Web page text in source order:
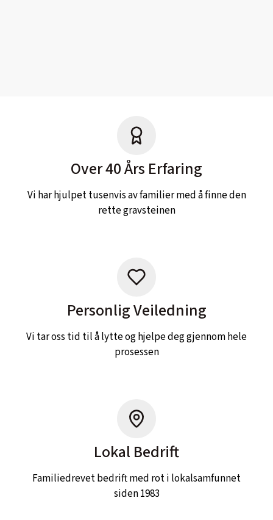
Over 40 Års Erfaring
Vi har hjulpet tusenvis av familier med å finne den
rette gravsteinen
Personlig Veiledning
Vi tar oss tid til å lytte og hjelpe deg gjennom hele
prosessen
Lokal Bedrift
Familiedrevet bedrift med rot i lokalsamfunnet
siden 1983